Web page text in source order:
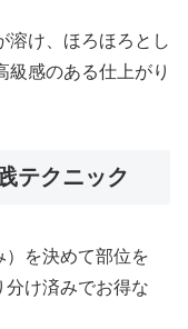
溶け、ほろほろとし
級感のある仕上がり
テクニック
）を決めて部位を
け済みでお得な